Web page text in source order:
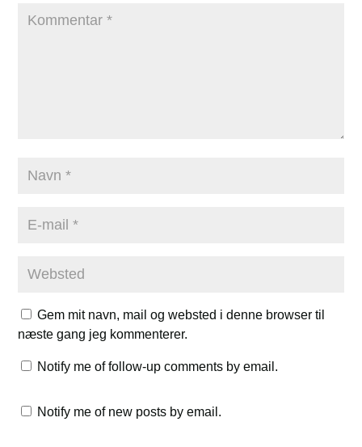
Gem mit navn, mail og websted i denne browser til
næste gang jeg kommenterer.
Notify me of follow-up comments by email.
Notify me of new posts by email.